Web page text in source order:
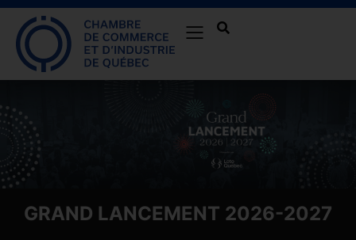
GRAND LANCEMENT 2026-2027